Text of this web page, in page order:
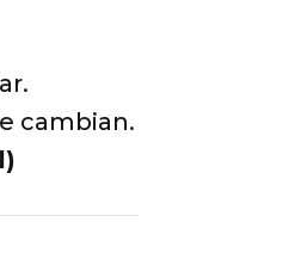
cambian.